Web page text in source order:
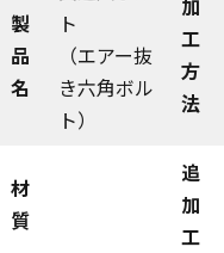
製
品
名
ト
（エアー抜
き六角ボル
ト）
加
工
方
法
材
質
追
加
工